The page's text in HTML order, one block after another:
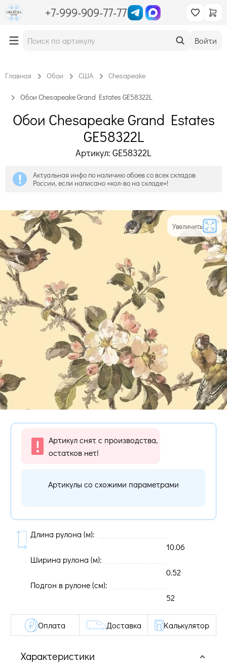
+7-999-909-77-77
Войти
Главная Обои США Chesapeake
Обои Chesapeake Grand Estates GE58322L
Обои Chesapeake Grand Estates
GE58322L
Артикул: GE58322L
Актуальная инфо по наличию обоев со всех складов
России, если написано «кол-во на складе»!
Увеличить
Артикул снят с производства,
остатков нет!
Артикулы со схожими параметрами
Длина рулона (м):
10.06
Ширина рулона (м):
0.52
Подгон в рулоне (cм):
52
Характеристики
Оплата Доставка Калькулятор